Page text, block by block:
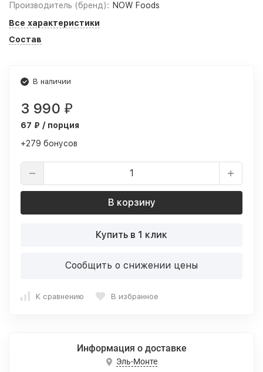
Производитель (бренд): NOW Foods
Все характеристики
Состав
В наличии
3 990 ₽
67 ₽ / порция
+279 бонусов
В корзину
Купить в 1 клик
Сообщить о снижении цены
К сравнению В избранное
Информация о доставке
Эль-Монте